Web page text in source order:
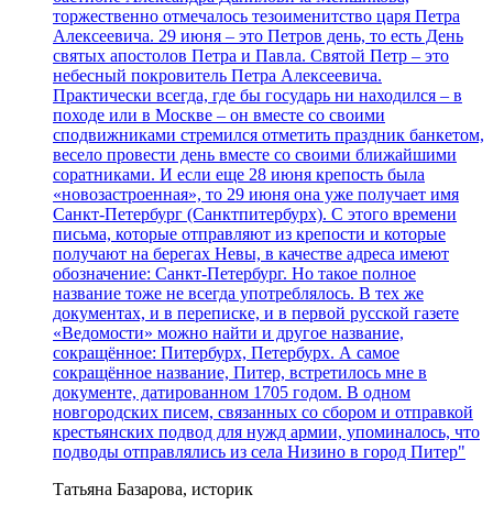
торжественно отмечалось тезоименитство царя Петра
Алексеевича. 29 июня – это Петров день, то есть День
святых апостолов Петра и Павла. Святой Петр – это
небесный покровитель Петра Алексеевича.
Практически всегда, где бы государь ни находился – в
походе или в Москве – он вместе со своими
сподвижниками стремился отметить праздник банкетом,
весело провести день вместе со своими ближайшими
соратниками. И если еще 28 июня крепость была
«новозастроенная», то 29 июня она уже получает имя
Санкт-Петербург (Санктпитербурх). С этого времени
письма, которые отправляют из крепости и которые
получают на берегах Невы, в качестве адреса имеют
обозначение: Санкт-Петербург. Но такое полное
название тоже не всегда употреблялось. В тех же
документах, и в переписке, и в первой русской газете
«Ведомости» можно найти и другое название,
сокращённое: Питербурх, Петербурх. А самое
сокращённое название, Питер, встретилось мне в
документе, датированном 1705 годом. В одном
новгородских писем, связанных со сбором и отправкой
крестьянских подвод для нужд армии, упоминалось, что
подводы отправлялись из села Низино в город Питер"
Татьяна Базарова, историк